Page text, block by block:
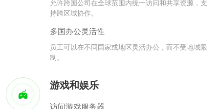
允许跨国公司在全球范围内统一访问和共享资源，支
持跨区域协作。
多国办公灵活性
员工可以在不同国家或地区灵活办公，而不受地域限
制。
游戏和娱乐
访问游戏服务器